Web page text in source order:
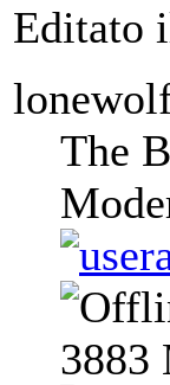
Editato
The
3883